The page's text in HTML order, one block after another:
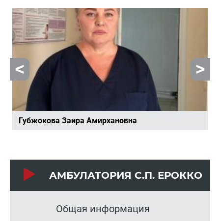
Губ­жо­ко­ва Заира Амир­ха­нов­на
АМ­БУ­ЛА­ТО­РИЯ С.П. ЕРОК­КО
Общая информация